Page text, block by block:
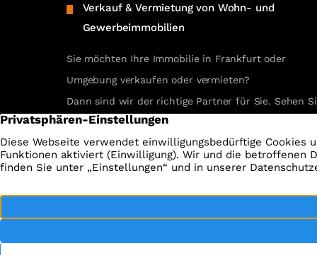
Verkauf & Vermietung von Wohn- und
Gewerbeimmobilien
Sie möchten Ihre Immobilie in Frankfurt oder
Umgebung verkaufen oder vermieten?
Dann sind wir der richtige Partner für Sie. Sehen
selbst unsere erfolgreichen Referenzen.
REFERENZEN ANSEHEN